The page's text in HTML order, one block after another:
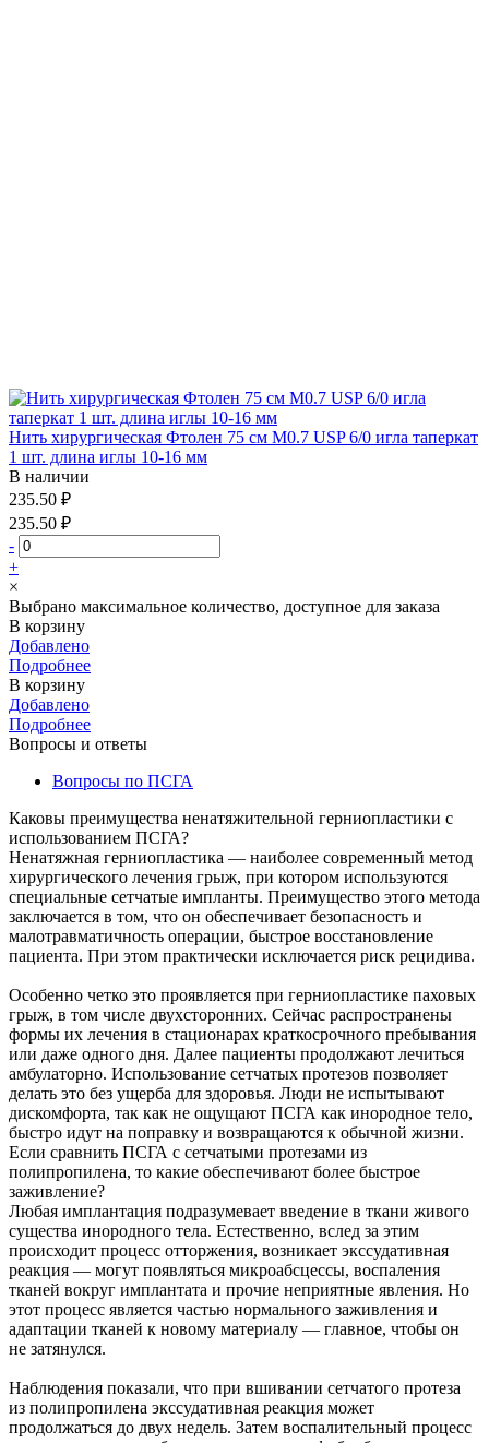
Нить хирургическая Фтолен 75 см М0.7 USP 6/0 игла таперкат
1 шт. длина иглы 10-16 мм
В наличии
235.50 ₽
235.50 ₽
-
+
×
Выбрано максимальное количество, доступное для заказа
В корзину
Добавлено
Подробнее
В корзину
Добавлено
Подробнее
Вопросы и ответы
Вопросы по ПСГА
Каковы преимущества ненатяжительной герниопластики с
использованием ПСГА?
Ненатяжная герниопластика — наиболее современный метод
хирургического лечения грыж, при котором используются
специальные сетчатые импланты. Преимущество этого метода
заключается в том, что он обеспечивает безопасность и
малотравматичность операции, быстрое восстановление
пациента. При этом практически исключается риск рецидива.
Особенно четко это проявляется при герниопластике паховых
грыж, в том числе двухсторонних. Сейчас распространены
формы их лечения в стационарах краткосрочного пребывания
или даже одного дня. Далее пациенты продолжают лечиться
амбулаторно. Использование сетчатых протезов позволяет
делать это без ущерба для здоровья. Люди не испытывают
дискомфорта, так как не ощущают ПСГА как инородное тело,
быстро идут на поправку и возвращаются к обычной жизни.
Если сравнить ПСГА с сетчатыми протезами из
полипропилена, то какие обеспечивают более быстрое
заживление?
Любая имплантация подразумевает введение в ткани живого
существа инородного тела. Естественно, вслед за этим
происходит процесс отторжения, возникает экссудативная
реакция — могут появляться микроабсцессы, воспаления
тканей вокруг имплантата и прочие неприятные явления. Но
этот процесс является частью нормального заживления и
адаптации тканей к новому материалу — главное, чтобы он
не затянулся.
Наблюдения показали, что при вшивании сетчатого протеза
из полипропилена экссудативная реакция может
продолжаться до двух недель. Затем воспалительный процесс